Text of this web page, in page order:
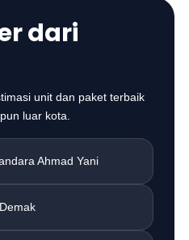
dari
unit dan paket terbaik
luar kota.
Ahmad Yani